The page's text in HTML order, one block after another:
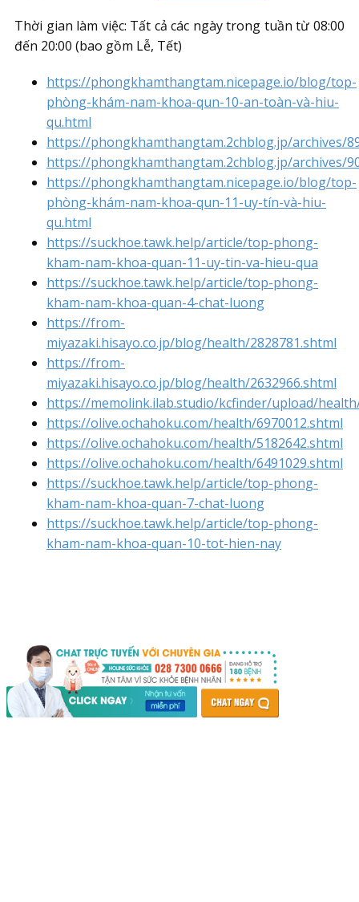
Thời gian làm việc: Tất cả các ngày trong tuần từ 08:00
đến 20:00 (bao gồm Lễ, Tết)
https://phongkhamthangtam.nicepage.io/blog/top-
phòng-khám-nam-khoa-qun-10-an-toàn-và-hiu-
qu.html
https://phongkhamthangtam.2chblog.jp/archives/
https://phongkhamthangtam.2chblog.jp/archives/
https://phongkhamthangtam.nicepage.io/blog/top-
phòng-khám-nam-khoa-qun-11-uy-tín-và-hiu-
qu.html
https://suckhoe.tawk.help/article/top-phong-
kham-nam-khoa-quan-11-uy-tin-va-hieu-qua
https://suckhoe.tawk.help/article/top-phong-
kham-nam-khoa-quan-4-chat-luong
https://from-
miyazaki.hisayo.co.jp/blog/health/2828781.shtml
https://from-
miyazaki.hisayo.co.jp/blog/health/2632966.shtml
https://memolink.ilab.studio/kcfinder/upload/
https://olive.ochahoku.com/health/6970012.shtml
https://olive.ochahoku.com/health/5182642.shtml
https://olive.ochahoku.com/health/6491029.shtml
https://suckhoe.tawk.help/article/top-phong-
kham-nam-khoa-quan-7-chat-luong
https://suckhoe.tawk.help/article/top-phong-
kham-nam-khoa-quan-10-tot-hien-nay